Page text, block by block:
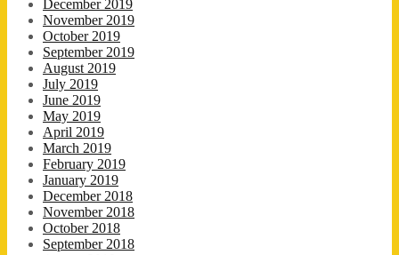
December 2019
November 2019
October 2019
September 2019
August 2019
July 2019
June 2019
May 2019
April 2019
March 2019
February 2019
January 2019
December 2018
November 2018
October 2018
September 2018